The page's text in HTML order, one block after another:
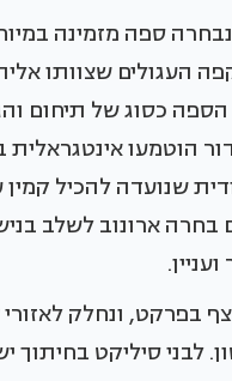
ספה מזמינה
העגולים שצוותו אליה
כסוג של תיחום
הוטמעו
שנועדה להכיל
בחרה ארונוב לשלב
בפרקט, ונחלק
לבני סיליקט